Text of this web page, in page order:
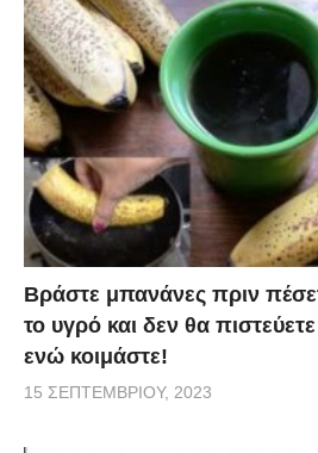
Βράστε μπανάνες πριν
το υγρό και δεν θα
ενώ κοιμάστε!
15 ΣΕΠΤΕΜΒΡΊΟΥ, 2023